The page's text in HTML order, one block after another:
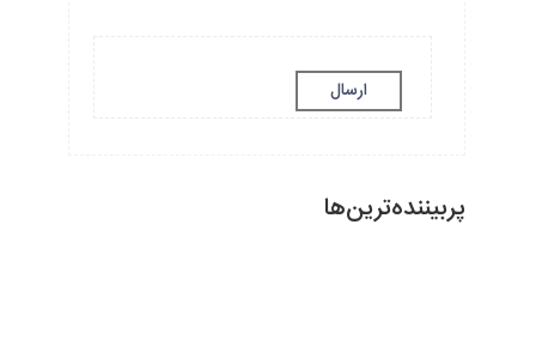
ارسال
پربیننده‌ترین‌ها